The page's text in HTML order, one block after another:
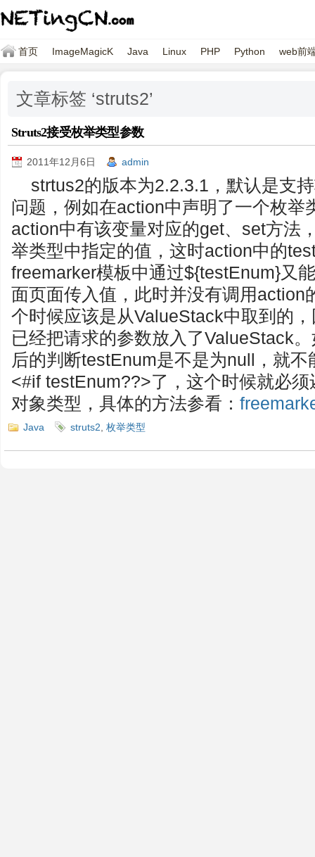
首页 ImageMagicK Java Linux PHP Python web前
文章标签 ‘struts2’
Struts2接受枚举类型参数
2011年12月6日 admin
strtus2的版本为2.2.3.1，默认是支
问题，例如在action中声明了一个枚举
action中有该变量对应的get、set方法
举类型中指定的值，这时action中的
freemarker模板中通过${testEnum}又
面页面传入值，此时并没有调用action
个时候应该是从ValueStack中取到的
已经把请求的参数放入了ValueStack
后的判断testEnum是不是为null，就不
<#if testEnum??>了，这个时候就必
对象类型，具体的方法参看：
Java struts2 枚举类型